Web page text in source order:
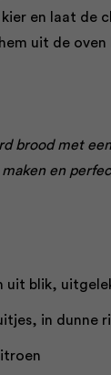
en laat de
uit de
brood met
en
uit blik,
in dunne